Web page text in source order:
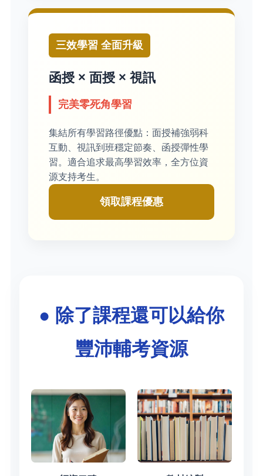
三效學習 全面升級
函授 × 面授 × 視訊
完美零死角學習
集結所有學習路徑優點：面授補強弱科
互動、視訊到班穩定節奏、函授彈性學
習。適合追求最高學習效率，全方位資
源支持考生。
領取課程優惠
● 除了課程還可以給你
豐沛輔考資源